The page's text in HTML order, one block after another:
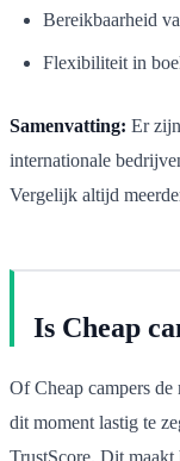
Bereikbaarheid
Flexibiliteit in
Samenvatting: Er
internationale
Vergelijk altijd
Is Cheap
Of Cheap campers
dit moment lastig te
TrustScore. Dit maakt